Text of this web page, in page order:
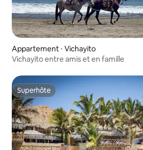
Appartement ⋅ Vichayito
Vichayito entre amis et en famille
Superhôte
Superhôte